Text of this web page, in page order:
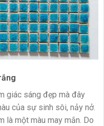
giác sáng đẹp mà đây
của sự sinh sôi, nảy nở.
là một màu may mắn. Do